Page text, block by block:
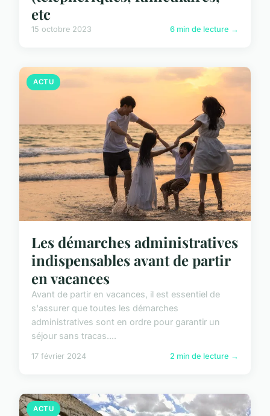
etc
15 octobre 2023 6 min de lecture →
ACTU
Les démarches administratives
indispensables avant de partir
en vacances
Avant de partir en vacances, il est essentiel de
s'assurer que toutes les démarches
administratives sont en ordre pour garantir un
séjour sans tracas....
17 février 2024 2 min de lecture →
ACTU